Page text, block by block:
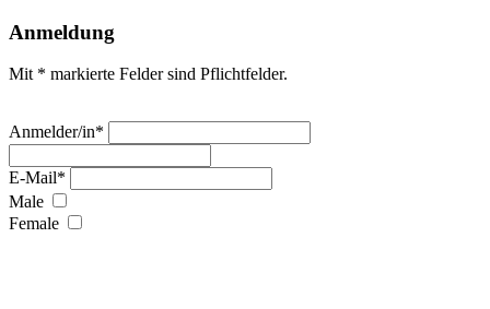
Anmeldung
Mit * markierte Felder sind Pflichtfelder.
Anmelder/in*
E-Mail*
Male
Female